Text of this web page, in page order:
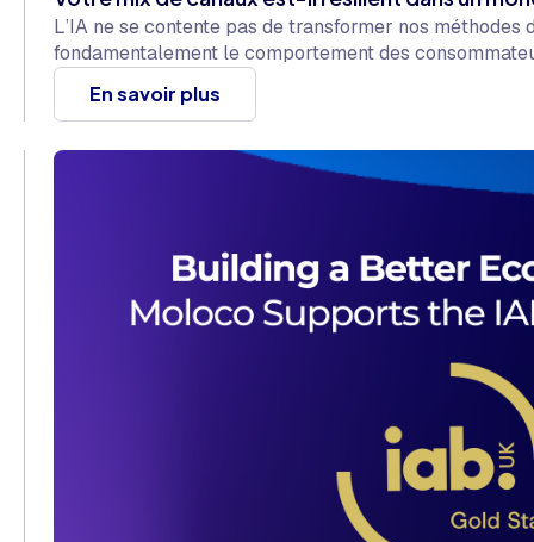
L’IA ne se contente pas de transformer nos
fondamentalement le comportement des
En savoir plus